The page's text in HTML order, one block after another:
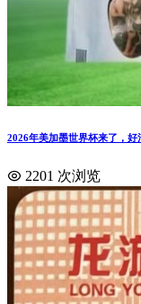
2026年美加墨世界杯来了，好
2201 次浏览